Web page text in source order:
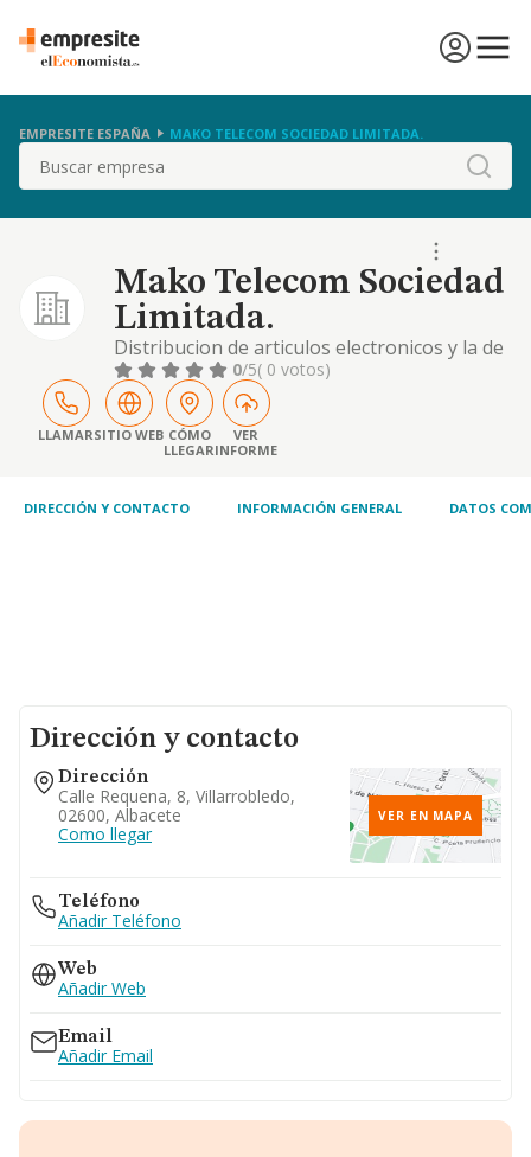
EMPRESITE ESPAÑA MAKO TELECOM SOCIEDAD LIMITADA.
Buscar
Mako Telecom Sociedad
Limitada.
Distribucion de articulos electronicos y la de
importacion de vehiculode alemania para su
posterior venta.
0/5( 0 votos)
LLAMARSITIO WEB CÓMO
LLEGAR
VER
INFORME
DIRECCIÓN Y CONTACTO INFORMACIÓN GENERAL DATOS
Dirección y contacto
Dirección
Calle Requena, 8, Villarrobledo,
02600, Albacete
Como llegar
VER EN MAPA
Teléfono
Añadir Teléfono
Web
Añadir Web
Email
Añadir Email